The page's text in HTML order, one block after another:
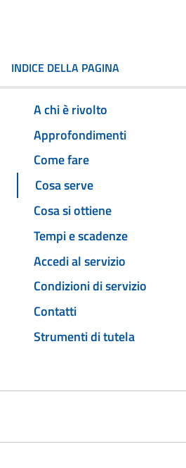
INDICE DELLA PAGINA
A chi è rivolto
Approfondimenti
Come fare
Cosa serve
Cosa si ottiene
Tempi e scadenze
Accedi al servizio
Condizioni di servizio
Contatti
Strumenti di tutela